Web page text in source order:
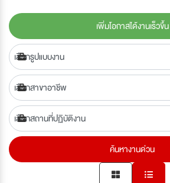
เพิ่มโอกาสได้งานเร็วขึ้น
ค้นหางานด่วน